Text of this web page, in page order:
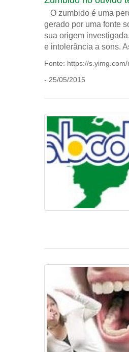
O zumbido é uma
gerado por uma fonte
sua origem
e intolerância a sons.
Fonte: https://
- 25/05/2015